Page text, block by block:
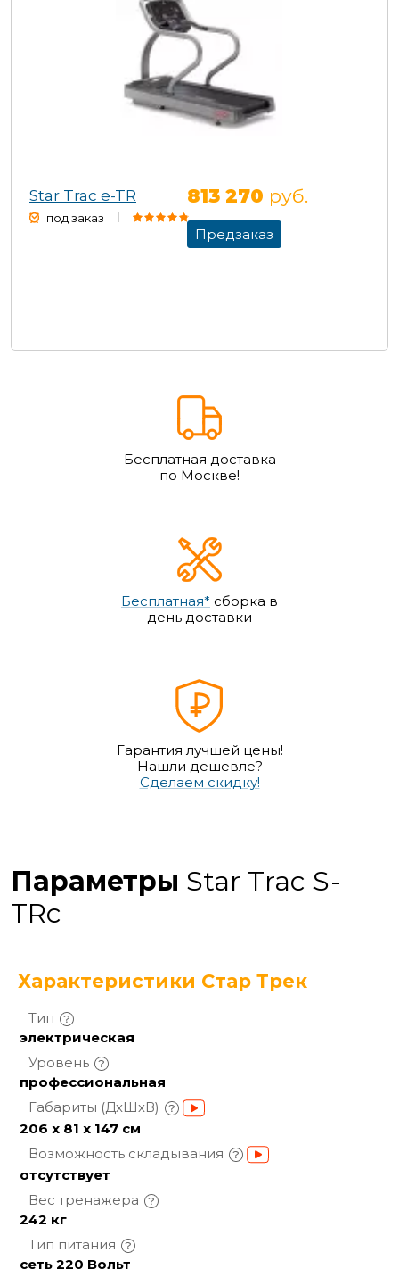
Star Trac e-TR
под заказ
813 270 руб.
Предзаказ
Бесплатная доставка
по Москве!
Бесплатная* сборка в
день доставки
Гарантия лучшей цены!
Нашли дешевле?
Сделаем скидку!
Параметры Star Trac S-
TRc
Характеристики Стар Трек
Тип
электрическая
Уровень
профессиональная
Габариты (ДхШхВ)
206 х 81 х 147 см
Возможность складывания
отсутствует
Вес тренажера
242 кг
Тип питания
сеть 220 Вольт